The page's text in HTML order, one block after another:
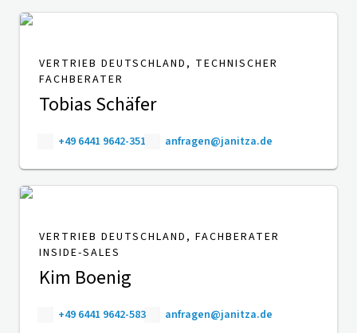
VERTRIEB DEUTSCHLAND, TECHNISCHER
FACHBERATER
Tobias Schäfer
+49 6441 9642-351 anfragen@janitza.de
VERTRIEB DEUTSCHLAND, FACHBERATER
INSIDE-SALES
Kim Boenig
+49 6441 9642-583 anfragen@janitza.de